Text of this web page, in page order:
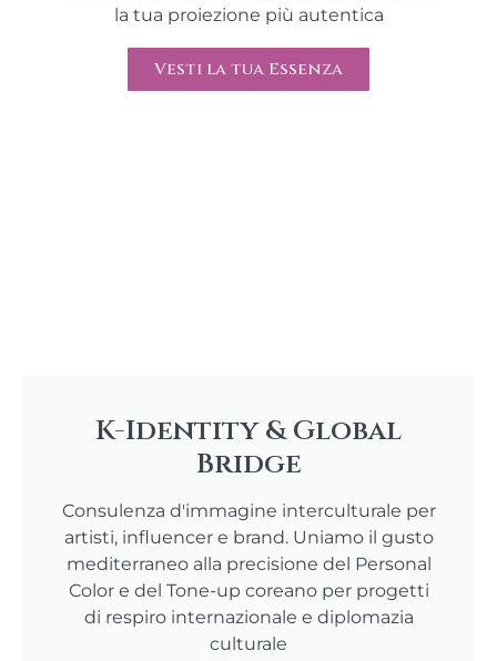
la tua proiezione più autentica
Vesti la tua Essenza
K-Identity & Global
Bridge
Consulenza d'immagine interculturale per
artisti, influencer e brand. Uniamo il gusto
mediterraneo alla precisione del Personal
Color e del Tone-up coreano per progetti
di respiro internazionale e diplomazia
culturale